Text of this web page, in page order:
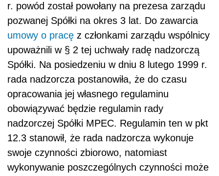
r. powód został powołany na prezesa zarządu
pozwanej Spółki na okres 3 lat. Do zawarcia
umowy o pracę z członkami zarządu wspólnicy
upoważnili w § 2 tej uchwały radę nadzorczą
Spółki. Na posiedzeniu w dniu 8 lutego 1999 r.
rada nadzorcza postanowiła, że do czasu
opracowania jej własnego regulaminu
obowiązywać będzie regulamin rady
nadzorczej Spółki MPEC. Regulamin ten w pkt
12.3 stanowił, że rada nadzorcza wykonuje
swoje czynności zbiorowo, natomiast
wykonywanie poszczególnych czynności może